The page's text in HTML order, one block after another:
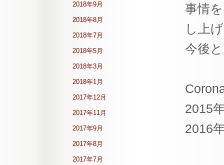
事情
し上
今後
2015
2016
2018年9月
2018年8月
2018年7月
2018年5月
2018年3月
2018年1月
2017年12月
2017年11月
2017年9月
2017年8月
2017年7月